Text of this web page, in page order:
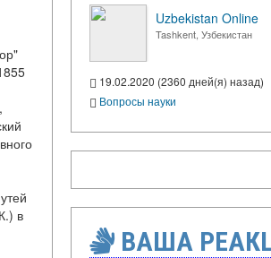
в
Uzbekistan Online
Tashkent, Узбекистан
19.02.2020 (2360 дней(я) назад)
Вопросы науки
ВАША